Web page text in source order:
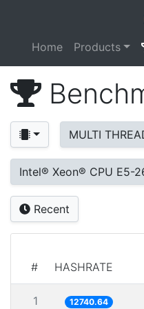
Home Products
MULTI
Intel® Xeon® CPU E5-
Recent
# HASHRATE
1 12740.64